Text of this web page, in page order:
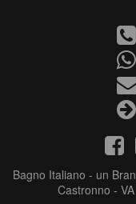
Bagno Italiano - un
Castronno -